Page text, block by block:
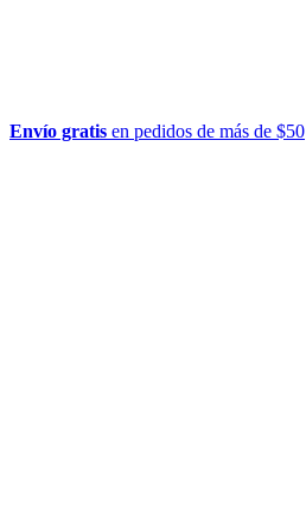
Envío gratis en pedidos de más de $50